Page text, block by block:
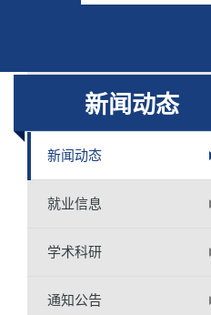
新闻动态
新闻动态
就业信息
学术科研
通知公告